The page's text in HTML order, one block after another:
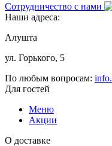
Сотрудничество с нами
Наши адреса:
Алушта
ул. Горького, 5
По любым вопросам:
Для гостей
Меню
Акции
О доставке